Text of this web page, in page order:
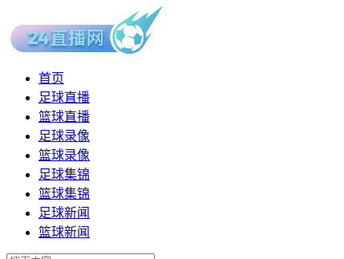
首页
足球直播
篮球直播
足球录像
篮球录像
足球集锦
篮球集锦
足球新闻
篮球新闻